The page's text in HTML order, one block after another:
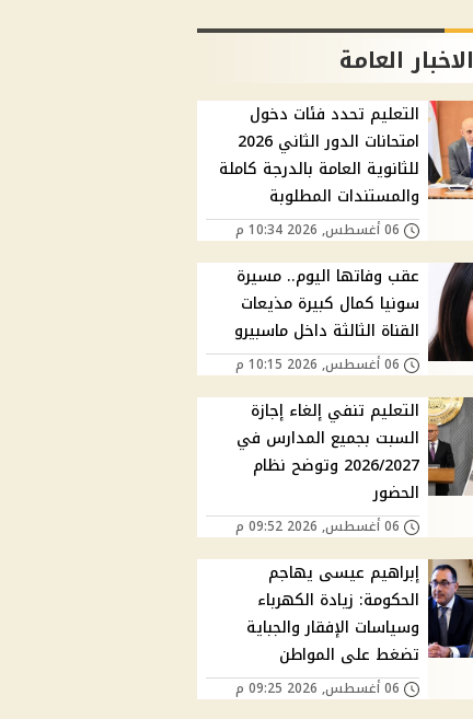
الاخبار العامة
التعليم تحدد فئات دخول
امتحانات الدور الثاني 2026
للثانوية العامة بالدرجة كاملة
والمستندات المطلوبة
06 أغسطس, 2026 10:34 م
عقب وفاتها اليوم.. مسيرة
سونيا كمال كبيرة مذيعات
القناة الثالثة داخل ماسبيرو
06 أغسطس, 2026 10:15 م
التعليم تنفي إلغاء إجازة
السبت بجميع المدارس في
2026/2027 وتوضح نظام
الحضور
06 أغسطس, 2026 09:52 م
إبراهيم عيسى يهاجم
الحكومة: زيادة الكهرباء
وسياسات الإفقار والجباية
تضغط على المواطن
06 أغسطس, 2026 09:25 م